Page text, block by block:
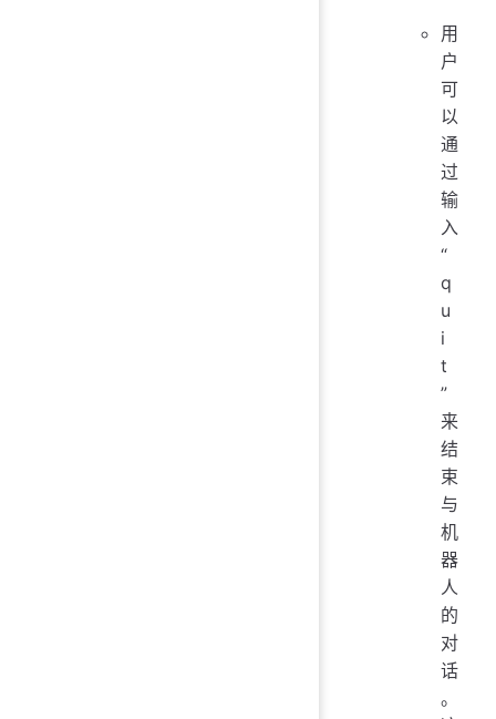
用
户
可
以
通
过
输
入
“
q
u
i
t
”
来
结
束
与
机
器
人
的
对
话
。